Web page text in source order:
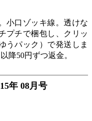
小口ゾッキ線。透けな
プチで梱包し、クリッ
うパック）で発送しま
降50円ずつ返金。
年 08月号